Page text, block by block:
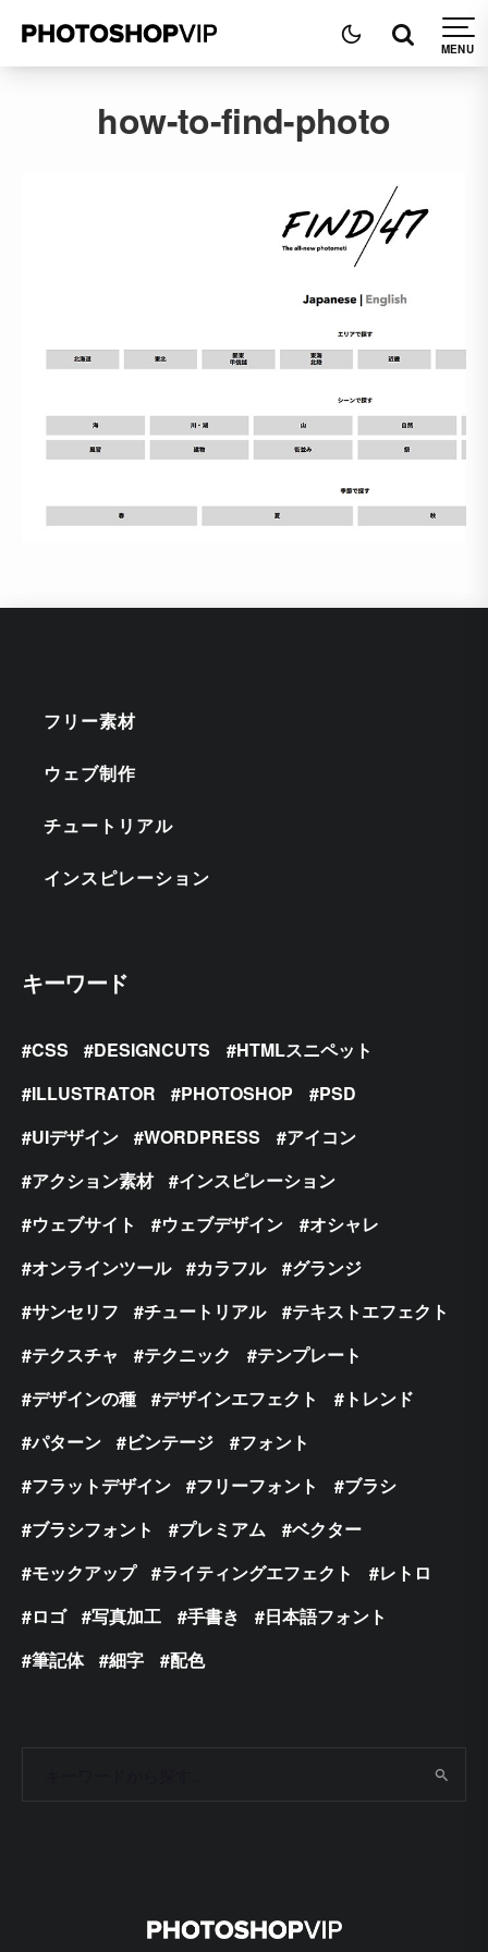
how-to-find-photo
フリー素材
ウェブ制作
チュートリアル
インスピレーション
キーワード
CSS DESIGNCUTS
HTMLスニペット
ILLUSTRATOR
PHOTOSHOP
PSD
UIデザイン
WORDPRESS
アイコン
アクション素材
インスピレーション
ウェブサイト
ウェブデザイン
オシャレ
オンラインツール
カラフル
グランジ
サンセリフ
チュートリアル
テキストエフェクト
テクスチャ
テクニック
テンプレート
デザインの種
デザインエフェクト
トレンド
パターン
ビンテージ
フォント
フラットデザイン
フリーフォント
ブラシ
ブラシフォント
プレミアム
ベクター
モックアップ
ライティングエフェクト
レトロ
ロゴ
写真加工 手書き
日本語フォント
筆記体
細字 配色